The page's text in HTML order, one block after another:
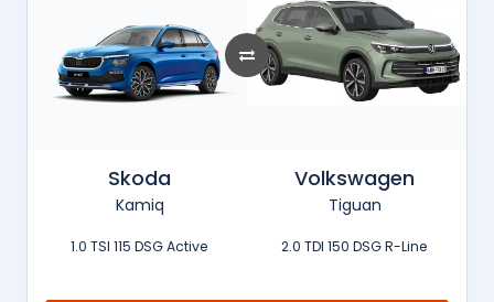
Skoda
Kamiq
1.0 TSI 115 DSG Active
Volkswagen
Tiguan
2.0 TDI 150 DSG R-Line